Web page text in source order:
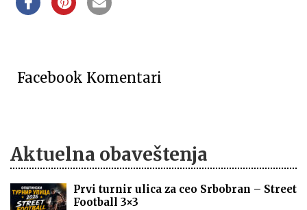
Facebook Komentari
Aktuelna obaveštenja
Prvi turnir ulica za ceo Srbobran – Street
Football 3×3